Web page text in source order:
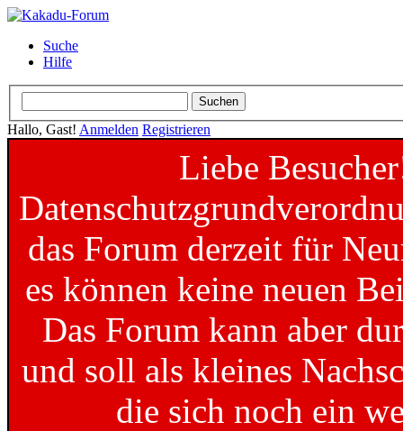
Suche
Hilfe
Hallo, Gast! Anmelden Registrieren
Liebe
das Forum derzeit für
es können keine neuen
Das Forum kann aber
und soll als kleines
die sich noch ein